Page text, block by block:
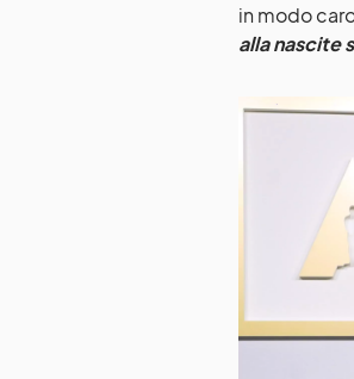
in modo
alla nascite